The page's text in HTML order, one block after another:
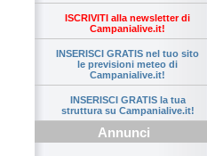
ISCRIVITI alla newsletter di
Campanialive.it!
INSERISCI GRATIS nel tuo sito
le previsioni meteo di
Campanialive.it!
INSERISCI GRATIS la tua
struttura su Campanialive.it!
Annunci